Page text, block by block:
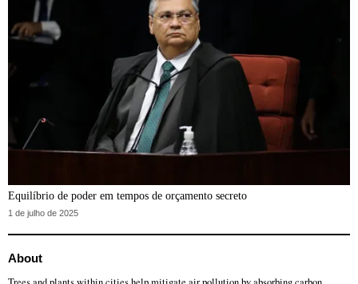
Equilíbrio de poder em tempos de orçamento secreto
1 de julho de 2025
About